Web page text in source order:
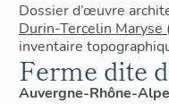
Dossier d’œuvre
Durin-Tercelin Maryse
inventaire
Ferme dite
Auvergne-Rhône-